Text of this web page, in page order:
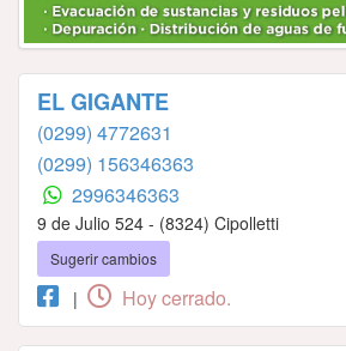
EL GIGANTE
(0299) 4772631
(0299) 156346363
2996346363
9 de Julio 524 - (8324) Cipolletti
Sugerir cambios
| Hoy cerrado.